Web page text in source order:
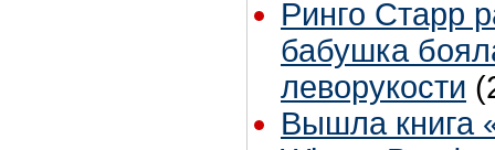
Ринго Старр
бабушка
леворукости
Вышла книга